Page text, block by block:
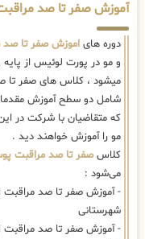
آموزش صفر تا صد
دوره های اموزش صفر تا
و مو در پورت لوئیس از
میشود ، کلاس های صفر تا
شامل دو سطح آموزش
مو را آموزش خواهند دید .
کلاسصفر تا صد مراقبت
می‌شود :
- آموزش صفر تا صد
شهرستانی
- آموزش صفر تا صد